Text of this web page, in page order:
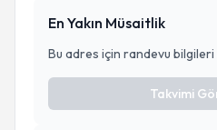
En Yakın Müsaitlik
Bu adres için randevu
Takvimi